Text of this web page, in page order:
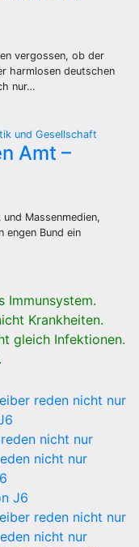
vergossen, ob der
harmlosen deutschen
nur…
und Gesellschaft
Amt –
Massenmedien,
engen Bund ein
Immunsystem.
Krankheiten.
gleich Infektionen.
reden nicht nur
nicht nur
nicht nur
J6
reden nicht nur
nicht nur